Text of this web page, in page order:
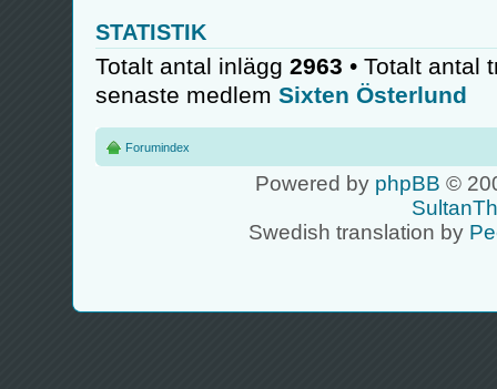
STATISTIK
Totalt antal inlägg 2963 • Totalt antal
senaste medlem Sixten Österlund
Forumindex
Powered by phpBB ©
Swedish translation by